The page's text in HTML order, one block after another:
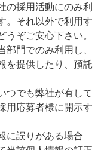
の採用活動にのみ利
。それ以外で利用す
ぞご安心下さい。
門でのみ利用し、
を提供したり、預託
つでも弊社が有して
用応募者様に開示す
に誤りがある場合